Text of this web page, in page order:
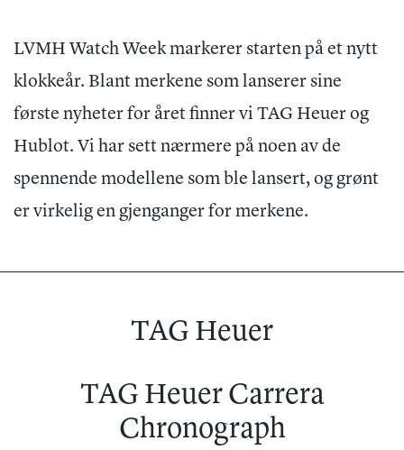
LVMH Watch Week markerer starten på et nytt
klokkeår. Blant merkene som lanserer sine
første nyheter for året finner vi TAG Heuer og
Hublot. Vi har sett nærmere på noen av de
spennende modellene som ble lansert, og grønt
er virkelig en gjenganger for merkene.
TAG Heuer
TAG Heuer Carrera
Chronograph